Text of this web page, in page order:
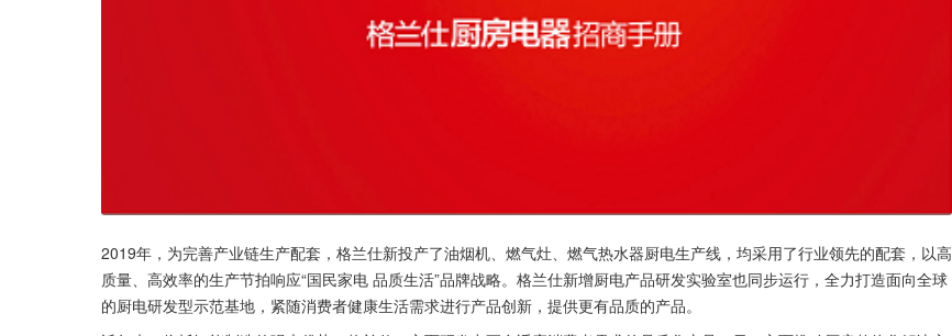
2019年，为完善产业链生产配套，格兰仕新投产了油烟机、燃气灶、燃气热水器厨电生产线，均采用了行业领先的配套，以高
质量、高效率的生产节拍响应“国民家电 品质生活”品牌战略。格兰仕新增厨电产品研发实验室也同步运行，全力打造面向全球
的厨电研发型示范基地，紧随消费者健康生活需求进行产品创新，提供更有品质的产品。